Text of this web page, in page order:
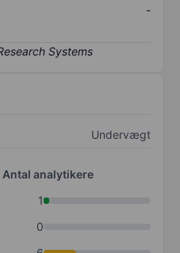
-
Undervægt
Antal analytikere
1
0